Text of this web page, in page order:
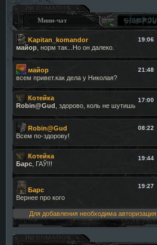
Мини-чат
Для добавления необходима авторизация